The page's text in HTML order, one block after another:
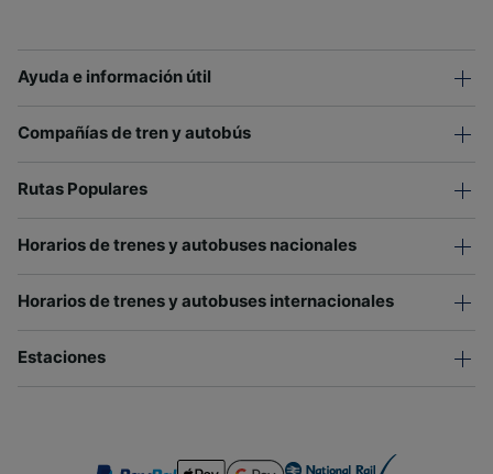
Ayuda e información útil
Compañías de tren y autobús
Rutas Populares
Horarios de trenes y autobuses nacionales
Horarios de trenes y autobuses internacionales
Estaciones